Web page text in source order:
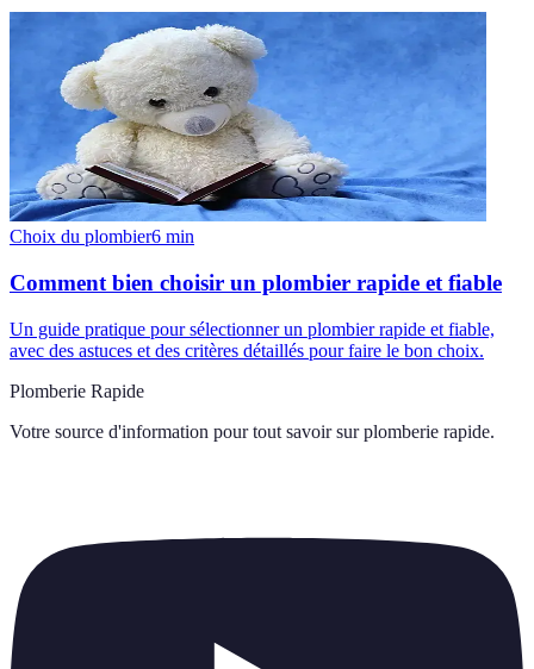
Choix du plombier6 min
Comment bien choisir un plombier rapide et fiable
Un guide pratique pour sélectionner un plombier rapide et fiable,
avec des astuces et des critères détaillés pour faire le bon choix.
Plomberie Rapide
Votre source d'information pour tout savoir sur plomberie rapide.